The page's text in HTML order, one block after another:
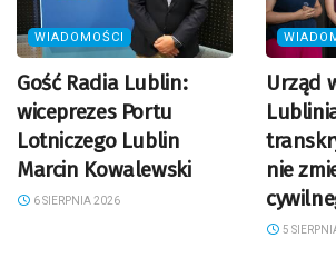
WIADOMOŚCI
Gość Radia Lublin:
wiceprezes Portu
Lotniczego Lublin
Marcin Kowalewski
6 SIERPNIA 2026
Urząd
nie
5